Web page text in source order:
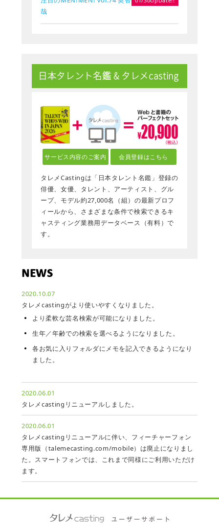
哉
日本タレント名鑑 & タレメcasting
サービス内容のご案内 会員登録はこちら
タレメCastingは「日本タレント名鑑」登録の
俳優、女優、タレント、アーティスト、グル
ープ、モデル約27,000名（組）の最新プロフ
ィールから、さまざまな条件で検索できるキ
ャスティング業務用データベース（有料）で
す。
NEWS
2020.10.07
タレメcastingがより使いやすくなりました。
より柔軟な芸名検索が可能になりました。
生年／年齢での検索を選べるようになりました。
各お気に入りフォルダにメモを記入できるようになり
ました。
2020.06.01
タレメcastingリニューアルしました。
2020.06.01
タレメcastingリニューアルに伴い、フィーチャーフォン
専用版（talemecasting.com/mobile）は廃止になりまし
た。スマートフォンでは、これまで同様にご利用いただけ
ます。